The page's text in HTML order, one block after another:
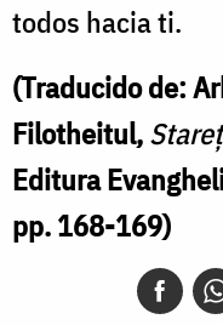
todos hacia ti.
(Traducido de:
Filotheitul,
Editura
pp. 168-169)